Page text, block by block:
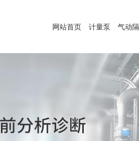
网站首页 计量泵 气动